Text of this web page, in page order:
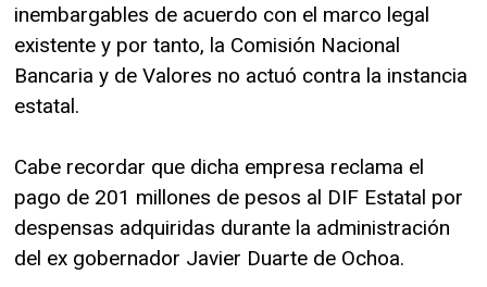
inembargables de acuerdo con el marco legal
existente y por tanto, la Comisión Nacional
Bancaria y de Valores no actuó contra la instancia
estatal.
Cabe recordar que dicha empresa reclama el
pago de 201 millones de pesos al DIF Estatal por
despensas adquiridas durante la administración
del ex gobernador Javier Duarte de Ochoa.